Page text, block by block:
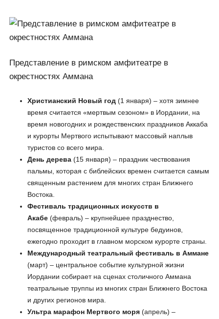
Представление в римском амфитеатре в
окрестностях Аммана
Христианский Новый год (1 января) – хотя зимнее
время считается «мертвым сезоном» в Иордании, на
время новогодних и рождественских праздников Аккаба
и курорты Мертвого испытывают массовый наплыв
туристов со всего мира.
День дерева (15 января) – праздник чествования
пальмы, которая с библейских времен считается самым
священным растением для многих стран Ближнего
Востока.
Фестиваль традиционных искусств в
Акабе (февраль) – крупнейшее празднество,
посвященное традиционной культуре бедуинов,
ежегодно проходит в главном морском курорте страны.
Международный театральный фестиваль в Аммане
(март) – центральное событие культурной жизни
Иордании собирает на сценах столичного Аммана
театральные труппы из многих стран Ближнего Востока
и других регионов мира.
Ультра марафон Мертвого моря (апрель) –